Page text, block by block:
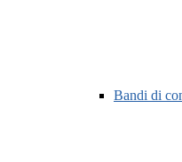
Bandi di